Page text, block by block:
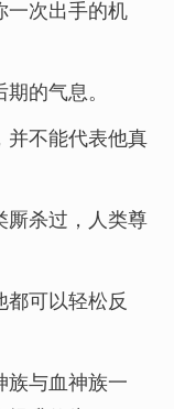
一次出手的机
的气息。
并不能代表他真
厮杀过，人类尊
可以轻松反
族与血神族一